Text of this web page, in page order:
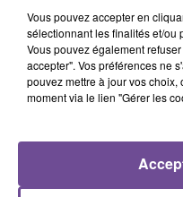
souhaitez l'afficher,
en cliquant sur
Vous pouvez accepter en
sélectionnant les finalités et/ou
Vous pouvez également
accepter". Vos préférences ne
pouvez mettre à jour vos
moment via le lien "Gérer les